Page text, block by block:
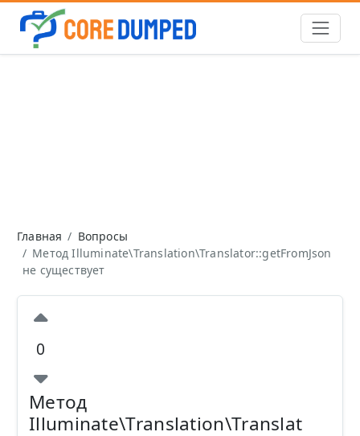
Главная
Вопросы
Метод Illuminate\Translation\Translator::getFromJson
не существует
0
Метод
Illuminate\Translation\Translat